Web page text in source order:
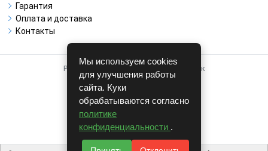
Гарантия
Оплата и доставка
Контакты
Работает на системе для авторазборок
CARRO.БИЗНЕС
Полная версия
© COPYRIGHT 2026 г.
v1.1.24
Мы используем cookies
для улучшения работы
сайта. Куки
обрабатываются согласно
политике
конфиденциальности .